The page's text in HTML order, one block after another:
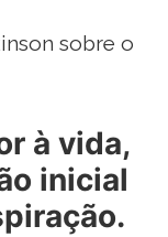
sobre o
à vida,
inicial